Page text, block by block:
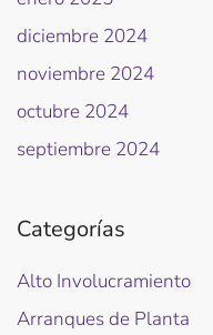
diciembre 2024
noviembre 2024
octubre 2024
septiembre 2024
Categorías
Alto Involucramiento
Arranques de Planta